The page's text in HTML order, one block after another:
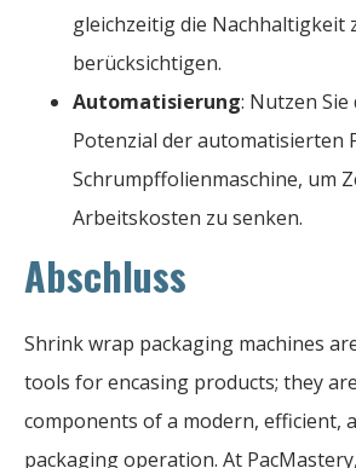
gleichzeitig die Nachhaltigkeit
berücksichtigen.
Automatisierung: Nutzen Sie
Potenzial der automatisierten
Schrumpffolienmaschine, um
Arbeitskosten zu senken.
Abschluss
Shrink wrap packaging machines
tools for encasing products; they
components of a modern, efficient,
packaging operation. At